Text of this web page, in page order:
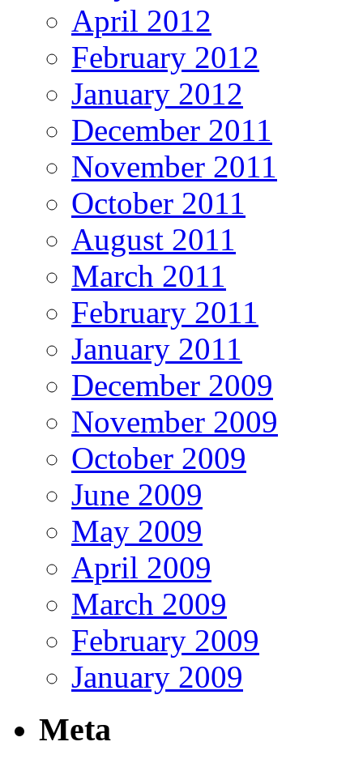
April 2012
February 2012
January 2012
December 2011
November 2011
October 2011
August 2011
March 2011
February 2011
January 2011
December 2009
November 2009
October 2009
June 2009
May 2009
April 2009
March 2009
February 2009
January 2009
Meta